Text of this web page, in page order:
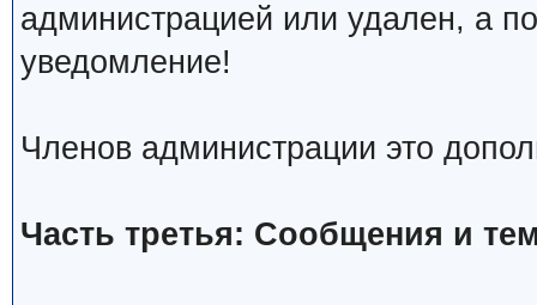
администрацией или удален, а
уведомление!
Членов администрации это
Часть третья: Сообщения и